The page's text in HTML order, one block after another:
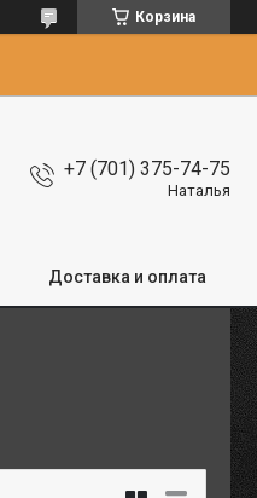
Корзина
+7 (701) 375-74-75
Наталья
Доставка и оплата